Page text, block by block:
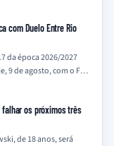
com Duelo Entre Rio
da época 2026/2027
9 de agosto, com o FC
falhar os próximos três
de 18 anos, será